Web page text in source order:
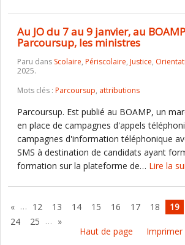
Au JO du 7 au 9 janvier, au
Parcoursup, les ministres
Paru dans Scolaire, Périscolaire, Justice,
2025.
Mots clés : Parcoursup, attributions
Parcoursup. Est publié au BOAMP, un
en place de campagnes d'appels
campagnes d'information téléphonique
SMS à destination de candidats ayant
formation sur la plateforme de… Lire la
« … 12 13 14 15 16 17 18 19
24
25 … »
Haut de page
Imprimer